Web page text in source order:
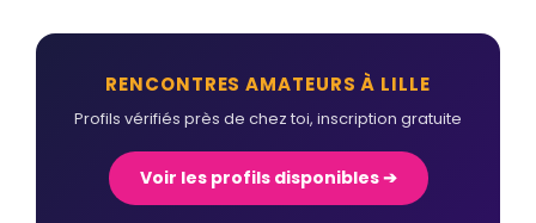
RENCONTRES AMATEURS À LILLE
Profils vérifiés près de chez toi, inscription gratuite
Voir les profils disponibles ➔